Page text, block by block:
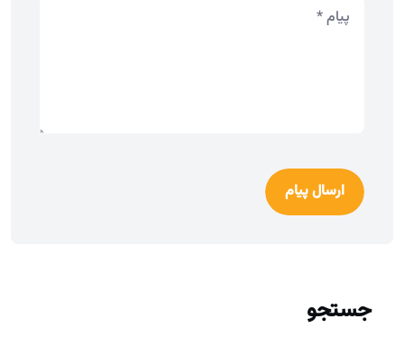
ارسال پیام
جستجو